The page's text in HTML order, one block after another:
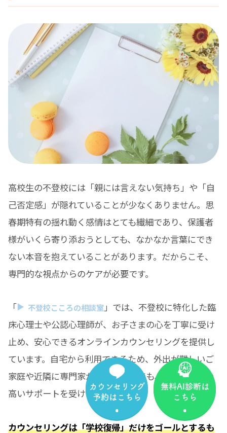
高校生の不登校には「親には言えない気持ち」や「自
己否定感」が隠れていることが少なくありません。思
春期特有の揺れ動く感情はとても繊細であり、保護者
様がいくら寄り添おうとしても、なかなか言葉にでき
ない本音を抱えていることがあります。だからこそ、
専門的な視点からのケアが必要です。
「 不登校こころの相談室」では、不登校に特化した臨
床心理士や公認心理師が、お子さまの心を丁寧に受け
止め、安心できるオンラインカウンセリングを提供し
ています。自宅から利用できるため、外出が難しいご
家庭や近隣に専門家がいない地域でも、安心して質の
高いサポートを受けられます。
カウンセリングは「学校復帰」だけをゴールとするも
カウンセリング
予約はこちら
無料AI診断は
こちら